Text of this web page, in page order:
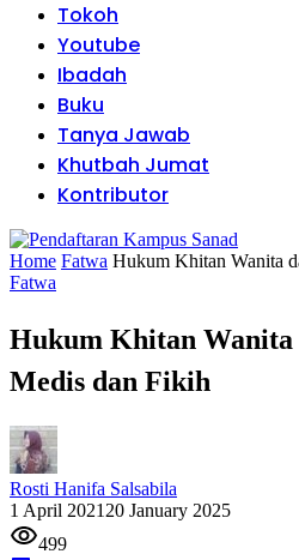
Tokoh
Youtube
Ibadah
Buku
Tanya Jawab
Khutbah Jumat
Kontributor
Home Fatwa Hukum Khitan Wanita
Fatwa
Hukum Khitan
Medis dan Fikih
Rosti Hanifa Salsabila
1 April 2021 20 January 2025
499